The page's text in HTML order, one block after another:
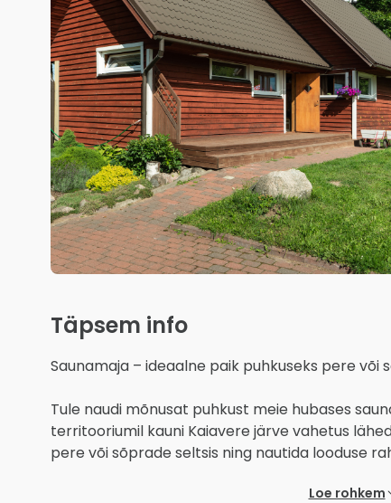
Täpsem info
Saunamaja – ideaalne paik puhkuseks pere või
Tule naudi mõnusat puhkust meie hubases
territooriumil kauni Kaiavere järve vahetus
pere või sõprade seltsis ning nautida looduse
Loe rohkem